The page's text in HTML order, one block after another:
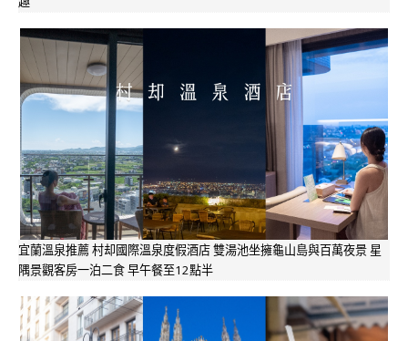
宜蘭溫泉推薦 村却國際溫泉度假酒店 雙湯池坐擁龜山島與百萬夜景 星
隅景觀客房一泊二食 早午餐至12點半